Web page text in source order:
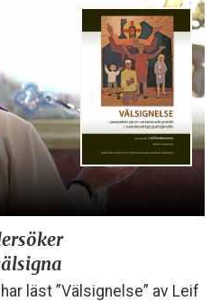
läst ”Välsignelse” av Leif